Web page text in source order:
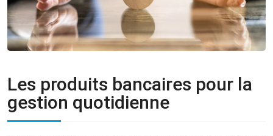
Les produits bancaires pour la
gestion quotidienne